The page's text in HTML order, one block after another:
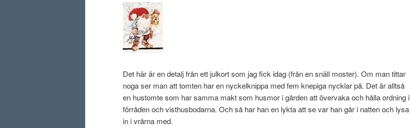
Det här är en detalj från ett julkort som jag fick idag (från en snäll moster). Om man tittar
noga ser man att tomten har en nyckelknippa med fem knepiga nycklar på. Det är alltså
en hustomte som har samma makt som husmor i gården att övervaka och hålla ordning i
förråden och visthusbodarna. Och så har han en lykta att se var han går i natten och lysa
in i vrårna med.